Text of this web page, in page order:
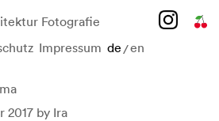
Fotografie
Impressum de/en
2017 by Ira